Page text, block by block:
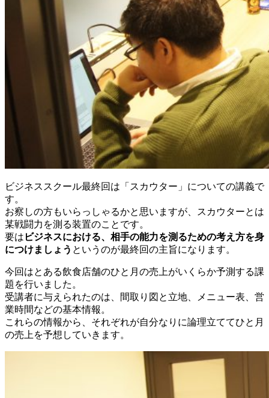
ビジネススクール最終回は「スカウター」についての講義で
す。
お察しの方もいらっしゃるかと思いますが、スカウターとは
某戦闘力を測る装置のことです。
要は ビジネスにおける、相手の能力を測るための考え方を身
につけましょう というのが最終回の主旨になります。
今回はとある飲食店舗のひと月の売上がいくらか予測する課
題を行いました。
受講者に与えられたのは、間取り図と立地、メニュー表、営
業時間などの基本情報。
これらの情報から、それぞれが自分なりに論理立ててひと月
の売上を予想していきます。